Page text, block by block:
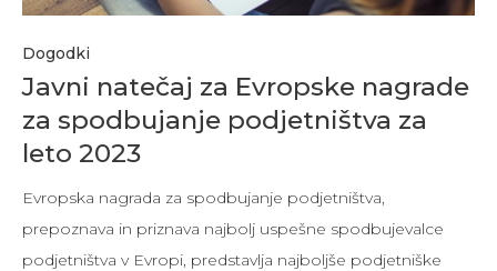
Dogodki
Javni natečaj za Evropske nagrade
za spodbujanje podjetništva za
leto 2023
Evropska nagrada za spodbujanje podjetništva,
prepoznava in priznava najbolj uspešne spodbujevalce
podjetništva v Evropi, predstavlja najboljše podjetniške